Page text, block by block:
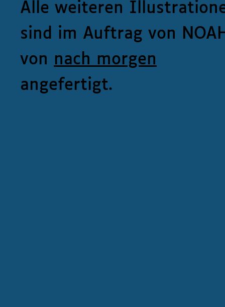
Alle weiteren
sind im Auftrag von
von nach morgen
angefertigt.